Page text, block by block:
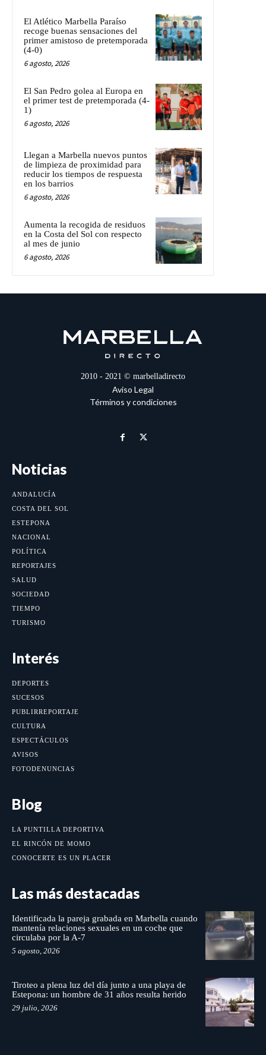
El Atlético Marbella Paraíso
recoge buenas sensaciones del
primer amistoso de pretemporada
(4-0)
6 agosto, 2026
El San Pedro golea al Europa en
el primer test de pretemporada (4-
1)
6 agosto, 2026
Llegan a Marbella nuevos puntos
de limpieza de proximidad para
reducir los tiempos de respuesta
en los barrios
6 agosto, 2026
Aumenta la recogida de residuos
en la Costa del Sol con respecto
al mes de junio
6 agosto, 2026
2010 - 2021 © marbelladirecto
Aviso Legal
Términos y condiciones
Noticias
ANDALUCÍA
COSTA DEL SOL
ESTEPONA
NACIONAL
POLÍTICA
REPORTAJES
SALUD
SOCIEDAD
TIEMPO
TURISMO
Interés
DEPORTES
SUCESOS
PUBLIRREPORTAJE
CULTURA
ESPECTÁCULOS
AVISOS
FOTODENUNCIAS
Blog
LA PUNTILLA DEPORTIVA
EL RINCÓN DE MOMO
CONOCERTE ES UN PLACER
Las más destacadas
Identificada la pareja grabada en Marbella cuando
mantenía relaciones sexuales en un coche que
circulaba por la A-7
5 agosto, 2026
Tiroteo a plena luz del día junto a una playa de
Estepona: un hombre de 31 años resulta herido
29 julio, 2026